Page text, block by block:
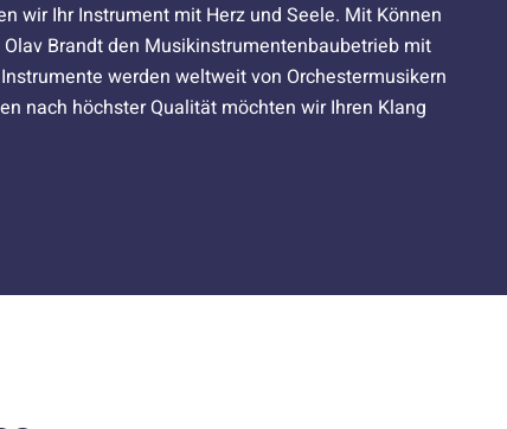
wir Ihr Instrument mit Herz und Seele. Mit Können
Brandt den Musikinstrumentenbaubetrieb mit
werden weltweit von Orchestermusikern
nach höchster Qualität möchten wir Ihren Klang